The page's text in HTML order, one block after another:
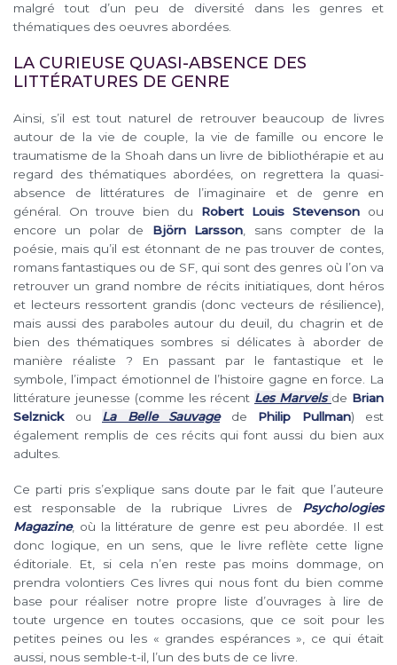
malgré tout d’un peu de diversité dans les genres et
thématiques des oeuvres abordées.
LA CURIEUSE QUASI-ABSENCE DES
LITTÉRATURES DE GENRE
Ainsi, s’il est tout naturel de retrouver beaucoup de livres
autour de la vie de couple, la vie de famille ou encore le
traumatisme de la Shoah dans un livre de bibliothérapie et au
regard des thématiques abordées, on regrettera la quasi-
absence de littératures de l’imaginaire et de genre en
général. On trouve bien du Robert Louis Stevenson ou
encore un polar de Björn Larsson , sans compter de la
poésie, mais qu’il est étonnant de ne pas trouver de contes,
romans fantastiques ou de SF, qui sont des genres où l’on va
retrouver un grand nombre de récits initiatiques, dont héros
et lecteurs ressortent grandis (donc vecteurs de résilience),
mais aussi des paraboles autour du deuil, du chagrin et de
bien des thématiques sombres si délicates à aborder de
manière réaliste ? En passant par le fantastique et le
symbole, l’impact émotionnel de l’histoire gagne en force. La
littérature jeunesse (comme les récent Les Marvels de Brian
Selznickou La Belle Sauvagede Philip Pullman) est
également remplis de ces récits qui font aussi du bien aux
adultes.
Ce parti pris s’explique sans doute par le fait que l’auteure
est responsable de la rubrique Livres de Psychologies
Magazine, où la littérature de genre est peu abordée. Il est
donc logique, en un sens, que le livre reflète cette ligne
éditoriale. Et, si cela n’en reste pas moins dommage, on
prendra volontiers Ces livres qui nous font du bien comme
base pour réaliser notre propre liste d’ouvrages à lire de
toute urgence en toutes occasions, que ce soit pour les
petites peines ou les « grandes espérances », ce qui était
aussi, nous semble-t-il, l’un des buts de ce livre.